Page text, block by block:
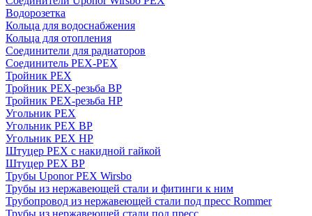
Водорозетка
Кольца для водоснабжения
Кольца для отопления
Соединители для радиаторов
Соединитель PEX-PEX
Тройник PEX
Тройник PEX-резьба ВР
Тройник PEX-резьба НР
Угольник PEX
Угольник PEX ВР
Угольник PEX НР
Штуцер PEX c накидной гайкой
Штуцер PEX ВР
Трубы Uponor PEX Wirsbo
Трубы из нержавеющей стали и фитинги к ним
Трубопровод из нержавеющей стали под пресс Rommer
Трубы из нержавеющей стали под пресс